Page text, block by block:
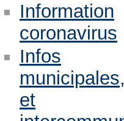
Information
coronavirus
Infos
municipales,
et